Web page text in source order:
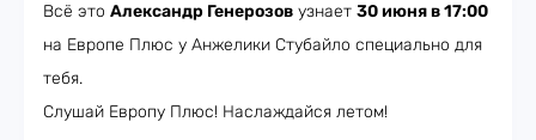
Всё это Александр Генерозов узнает 30 июня в 17:00
на Европе Плюс у Анжелики Стубайло специально для
тебя.
Слушай Европу Плюс! Наслаждайся летом!